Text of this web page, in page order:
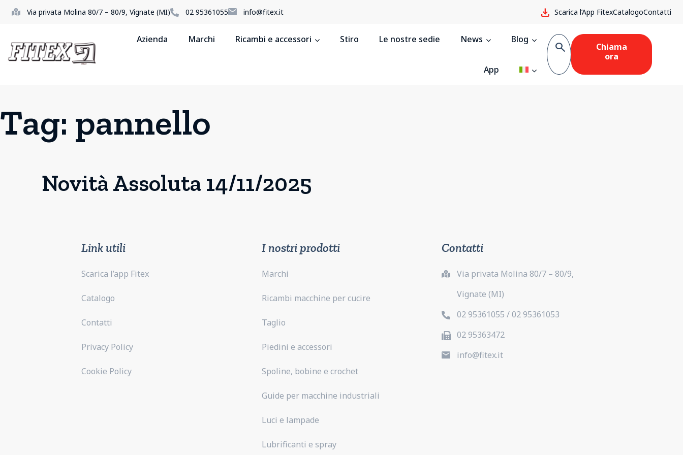
Via privata Molina 80/7 – 80/9, Vignate (MI) 02 95361055 info@fitex.it download Scarica l’App FitexCatalogoContatti
Azienda Marchi Ricambi e accessori Stiro Le nostre sedie News Blog
App
search
Chiama
ora
Tag: pannello
Novità Assoluta 14/11/2025
Link utili
Scarica l’app Fitex
Catalogo
Contatti
Privacy Policy
Cookie Policy
I nostri prodotti
Marchi
Ricambi macchine per cucire
Taglio
Piedini e accessori
Spoline, bobine e crochet
Guide per macchine industriali
Luci e lampade
Lubrificanti e spray
Contatti
Via privata Molina 80/7 – 80/9,
Vignate (MI)
02 95361055 / 02 95361053
02 95363472
info@fitex.it